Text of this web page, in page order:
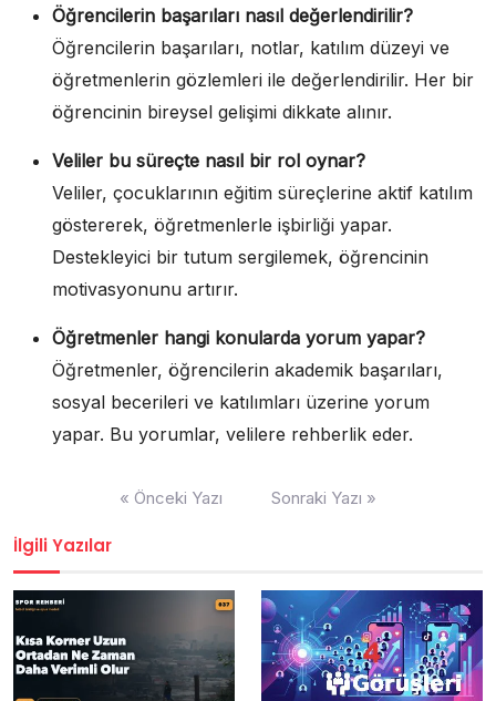
Öğrencilerin başarıları nasıl değerlendirilir?
Öğrencilerin başarıları, notlar, katılım düzeyi ve
öğretmenlerin gözlemleri ile değerlendirilir. Her bir
öğrencinin bireysel gelişimi dikkate alınır.
Veliler bu süreçte nasıl bir rol oynar?
Veliler, çocuklarının eğitim süreçlerine aktif katılım
göstererek, öğretmenlerle işbirliği yapar.
Destekleyici bir tutum sergilemek, öğrencinin
motivasyonunu artırır.
Öğretmenler hangi konularda yorum yapar?
Öğretmenler, öğrencilerin akademik başarıları,
sosyal becerileri ve katılımları üzerine yorum
yapar. Bu yorumlar, velilere rehberlik eder.
« Önceki Yazı Sonraki Yazı »
İlgili Yazılar